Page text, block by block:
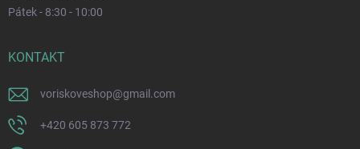
Pátek - 8:30 - 10:00
KONTAKT
voriskoveshop@gmail.com
+420 605 873 772